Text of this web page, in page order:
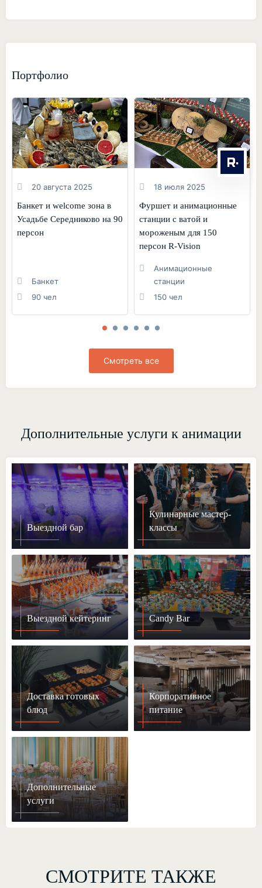
Портфолио
20 августа 2025
Банкет и welcome зона в
Усадьбе Середниково на 90
персон
Банкет
90 чел
18 июля 2025
Фуршет и анимационные
станции с ватой и
мороженым для 150
персон R-Vision
Анимационные
станции
150 чел
Смотреть все
Дополнительные услуги к анимации
Выездной бар
Кулинарные мастер-
классы
Выездной кейтеринг Candy Bar
Доставка готовых
блюд
Корпоративное
питание
Дополнительные
услуги
СМОТРИТЕ ТАКЖЕ